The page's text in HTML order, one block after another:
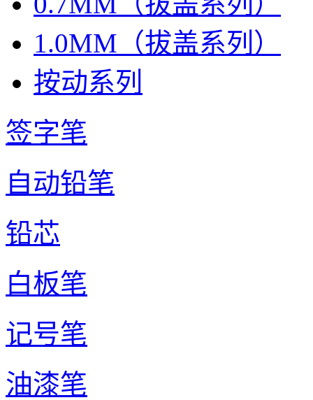
1.0MM（拔盖系列）
按动系列
签字笔
自动铅笔
铅芯
白板笔
记号笔
油漆笔